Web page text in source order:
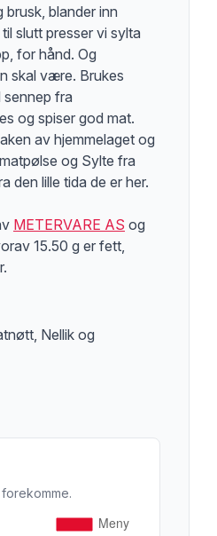
blander inn
slutt presser vi sylta
for hånd. Og
skal være. Brukes
sennep fra
og spiser god mat.
av hjemmelaget og
og Sylte fra
den lille tida de er her.
METERVARE AS og
15.50 g er fett,
Nellik og